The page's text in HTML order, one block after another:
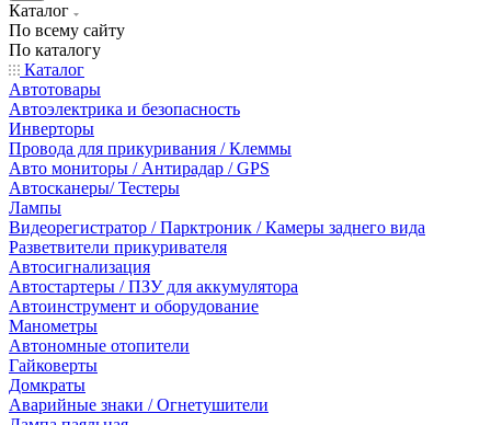
Каталог
По всему сайту
По каталогу
Каталог
Автотовары
Автоэлектрика и безопасность
Инверторы
Провода для прикуривания / Клеммы
Авто мониторы / Антирадар / GPS
Автосканеры/ Тестеры
Лампы
Видеорегистратор / Парктроник / Камеры заднего вида
Разветвители прикуривателя
Автосигнализация
Автостартеры / ПЗУ для аккумулятора
Автоинструмент и оборудование
Манометры
Автономные отопители
Гайковерты
Домкраты
Аварийные знаки / Огнетушители